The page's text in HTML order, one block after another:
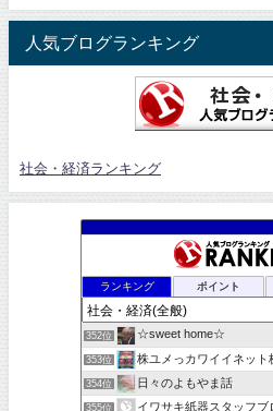
人気ブログランキング
社会・経済ランキング
ランキング ポイント
352位 ☆sweet home☆
353位 株ユメっカワイイネット
354位 日々のよもやま話
355位 イワサキ紙器スタッフブ